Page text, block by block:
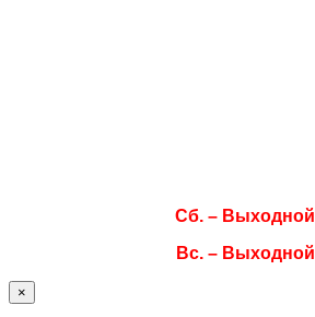
Сб. – Выходной
Вс. – Выходной
×